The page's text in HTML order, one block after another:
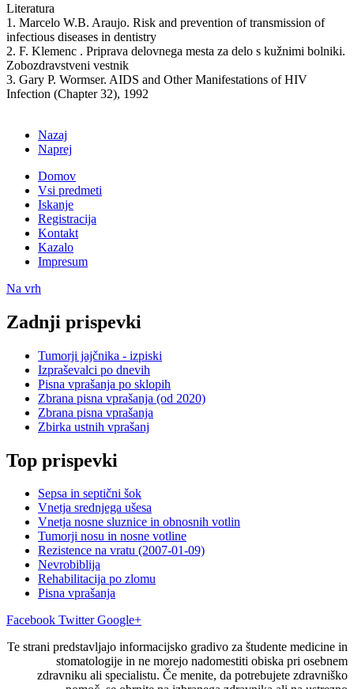
Literatura
1. Marcelo W.B. Araujo. Risk and prevention of transmission of
infectious diseases in dentistry
2. F. Klemenc . Priprava delovnega mesta za delo s kužnimi bolniki.
Zobozdravstveni vestnik
3. Gary P. Wormser. AIDS and Other Manifestations of HIV
Infection (Chapter 32), 1992
Nazaj
Naprej
Domov
Vsi predmeti
Iskanje
Registracija
Kontakt
Kazalo
Impresum
Na vrh
Zadnji prispevki
Tumorji jajčnika - izpiski
Izpraševalci po dnevih
Pisna vprašanja po sklopih
Zbrana pisna vprašanja (od 2020)
Zbrana pisna vprašanja
Zbirka ustnih vprašanj
Top prispevki
Sepsa in septični šok
Vnetja srednjega ušesa
Vnetja nosne sluznice in obnosnih votlin
Tumorji nosu in nosne votline
Rezistence na vratu (2007-01-09)
Nevrobiblija
Rehabilitacija po zlomu
Pisna vprašanja
Facebook Twitter Google+
Te strani predstavljajo informacijsko gradivo za študente medicine in
stomatologije in ne morejo nadomestiti obiska pri osebnem
zdravniku ali specialistu. Če menite, da potrebujete zdravniško